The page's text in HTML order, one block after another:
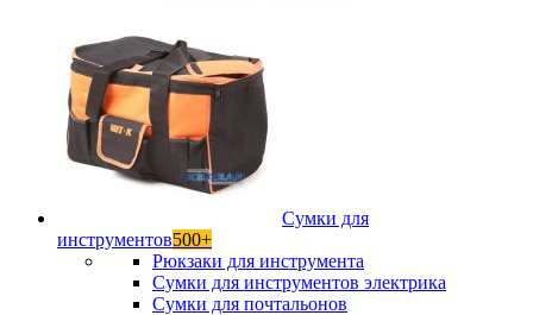
Сумки для
инструментов500+
Рюкзаки для инструмента
Сумки для инструментов электрика
Сумки для почтальонов